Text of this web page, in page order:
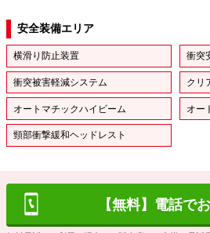
安全装備エリア
横滑り防止装置 衝突
衝突被害軽減システム クリ
オートマチックハイビーム オー
頸部衝撃緩和ヘッドレスト
【無料】電話で